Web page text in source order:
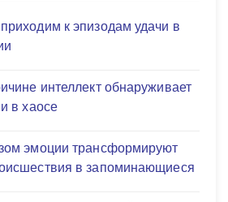
к эпизодам удачи в
интеллект обнаруживает
в хаосе
эмоции трансформируют
в запоминающиеся